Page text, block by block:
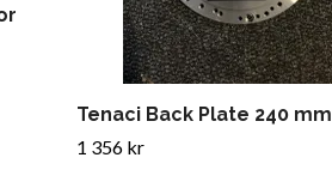
Tenaci Back Plate 240 mm
1 356 kr